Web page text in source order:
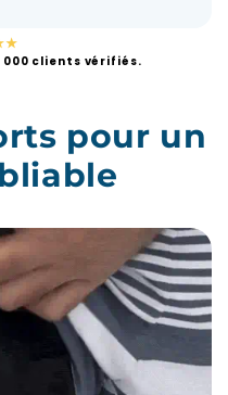
clients vérifiés.
pour un